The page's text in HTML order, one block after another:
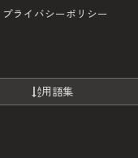
プライバシーポリシー
用語集